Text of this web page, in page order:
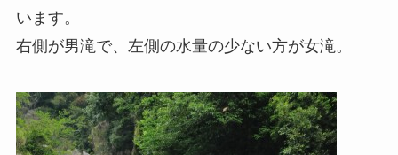
います。
右側が男滝で、左側の水量の少ない方が女滝。